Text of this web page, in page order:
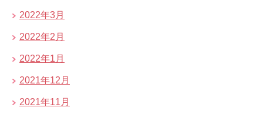
2022年3月
2022年2月
2022年1月
2021年12月
2021年11月